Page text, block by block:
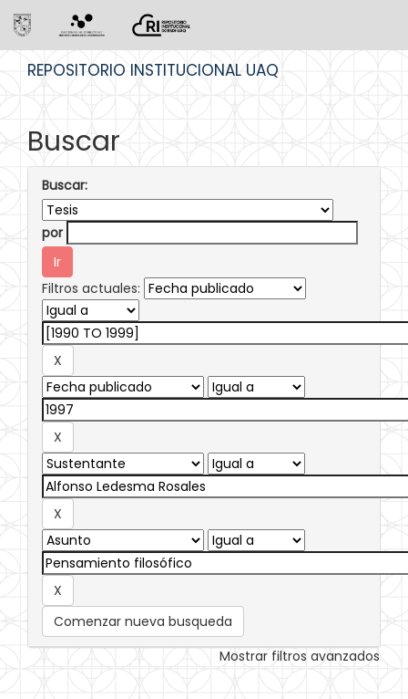
REPOSITORIO INSTITUCIONAL UAQ
Buscar
Buscar:
por
Filtros actuales:
Comenzar nueva busqueda
Mostrar filtros avanzados